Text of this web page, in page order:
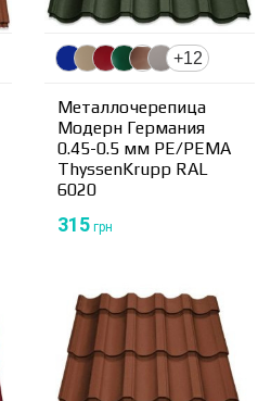
+12
Металлочерепица
Модерн Германия
0.45-0.5 мм PE/PEMA
ThyssenKrupp RAL
6020
315 грн